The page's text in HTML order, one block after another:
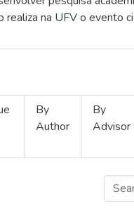
realiza na UFV o evento
By
Author
By
Advisor